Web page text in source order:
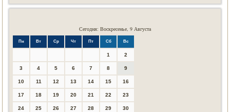
Сегодня: Воскресенье, 9 Августа
Пн Вт Ср Чт Пт Сб Вс
1 2
3 4 5 6 7 8 9
10 11 12 13 14 15 16
17 18 19 20 21 22 23
24 25 26 27 28 29 30